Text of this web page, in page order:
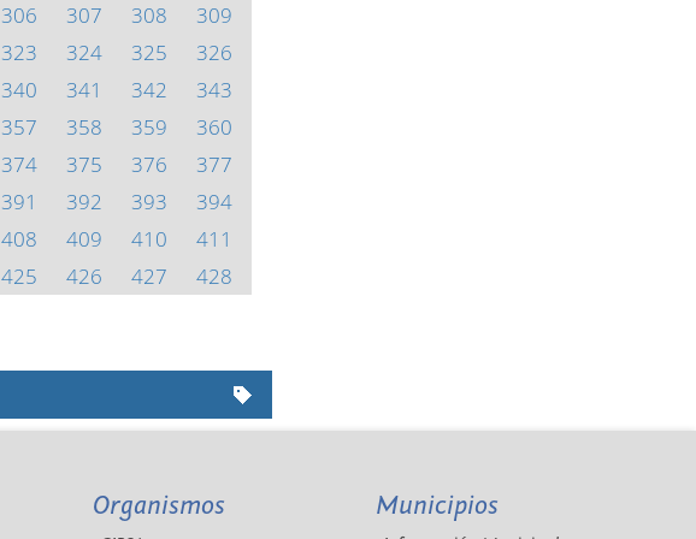
306 307 308
309
323 324 325
326
340 341 342
343
357 358 359
360
374 375 376
377
391 392 393
394
408 409 410
411
425 426 427
428
Organismos Municipios